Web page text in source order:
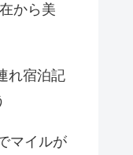
から美
れ宿泊記
マイルが